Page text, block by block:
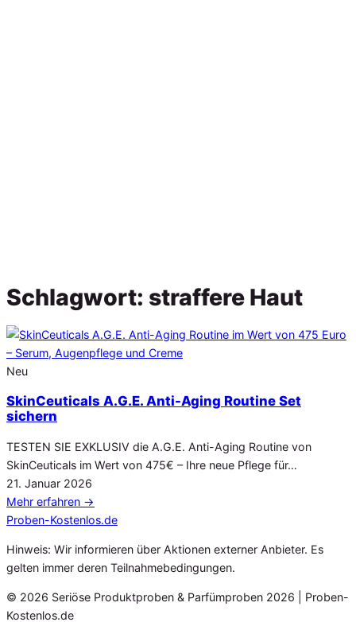
Schlagwort: straffere Haut
Neu
SkinCeuticals A.G.E. Anti-Aging Routine Set
sichern
TESTEN SIE EXKLUSIV die A.G.E. Anti-Aging Routine von
SkinCeuticals im Wert von 475€ – Ihre neue Pflege für…
Veröffentlicht
am
21. Januar 2026
Mehr erfahren →
Proben-Kostenlos.de
Hinweis: Wir informieren über Aktionen externer Anbieter. Es
gelten immer deren Teilnahmebedingungen.
© 2026 Seriöse Produktproben & Parfümproben 2026 | Proben-
Kostenlos.de